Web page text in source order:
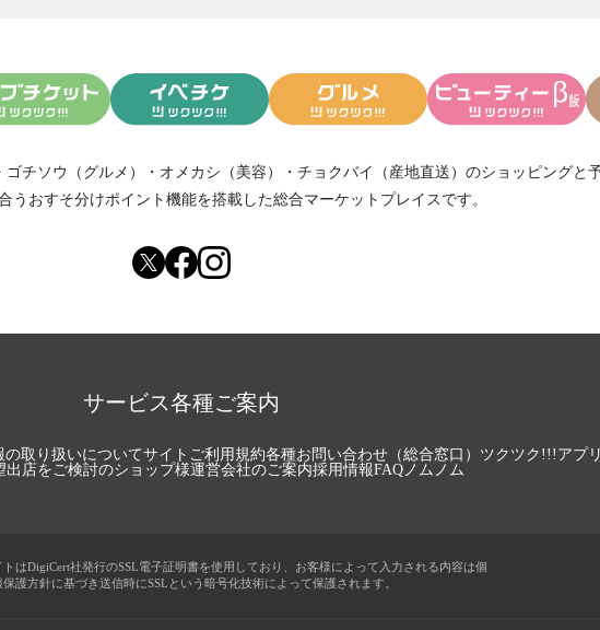
ゴチソウ（グルメ） ・ オメカシ（美容） ・ チョクバイ（産地直送） のショッピングと
う おすそ分けポイント機能を搭載した総合マーケットプレイスです。
サービス各種ご案内
の取り扱いについてサイトご利用規約各種お問い合わせ（総合窓口） ツクツク!!!アプ
出店をご検討のショップ様運営会社のご案内採用情報FAQノムノム
トはDigiCert社発行のSSL電子証明書を使用しており、お客様によって入力される内容は個
保護方針に基づき送信時にSSLという暗号化技術によって保護されます。